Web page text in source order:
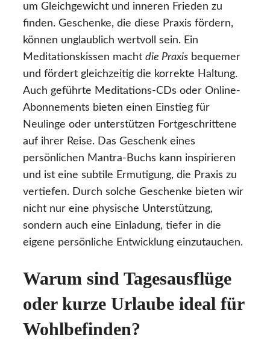
um Gleichgewicht und inneren Frieden zu
finden. Geschenke, die diese Praxis fördern,
können unglaublich wertvoll sein. Ein
Meditationskissen macht die Praxis bequemer
und fördert gleichzeitig die korrekte Haltung.
Auch geführte Meditations-CDs oder Online-
Abonnements bieten einen Einstieg für
Neulinge oder unterstützen Fortgeschrittene
auf ihrer Reise. Das Geschenk eines
persönlichen Mantra-Buchs kann inspirieren
und ist eine subtile Ermutigung, die Praxis zu
vertiefen. Durch solche Geschenke bieten wir
nicht nur eine physische Unterstützung,
sondern auch eine Einladung, tiefer in die
eigene persönliche Entwicklung einzutauchen.
Warum sind Tagesausflüge
oder kurze Urlaube ideal für
Wohlbefinden?